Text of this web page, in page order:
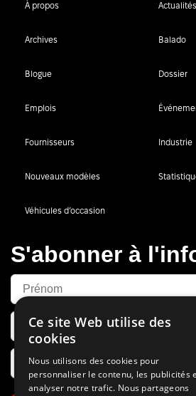
À propos Actualités
Archives Balado
Blogue Dossier
Emplois
Fournisseurs Industrie
Nouveaux modèles
Véhicules d’occasion
S'abonner à
Ce site Web utilise des
cookies
Nous utilisons des cookies pour
personnaliser le contenu, les publicités
analyser notre trafic. Nous partageons